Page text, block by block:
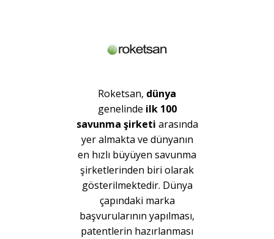
Roketsan, dünya
genelinde ilk 100
savunma şirketi arasında
yer almakta ve dünyanın
en hızlı büyüyen savunma
şirketlerinden biri olarak
gösterilmektedir. Dünya
çapındaki marka
başvurularının yapılması,
patentlerin hazırlanması